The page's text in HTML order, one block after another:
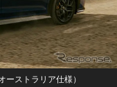
ーストラリア仕様）